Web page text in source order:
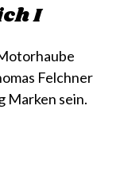
I
Felchner
Marken sein.